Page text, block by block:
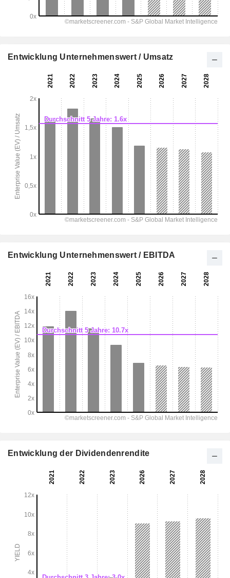
Entwicklung Unternehmenswert / Umsatz
Entwicklung Unternehmenswert / EBITDA
Entwicklung der Dividendenrendite